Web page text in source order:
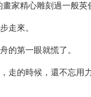
家精心雕刻過一般英
走來。
的第一眼就慌了。